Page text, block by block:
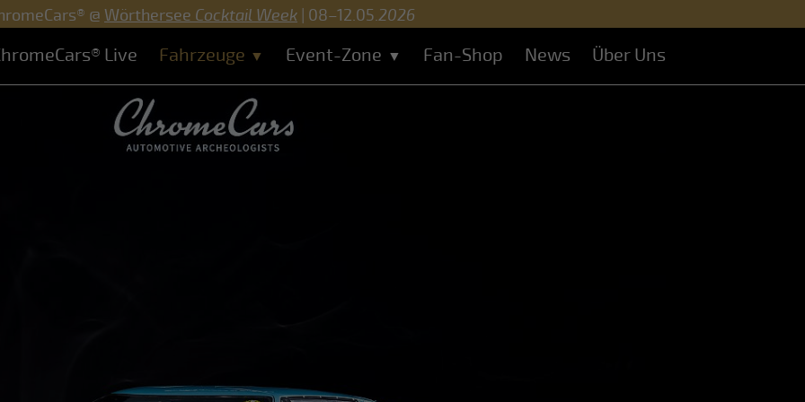
@ Wörthersee Cocktail Week | 08–12.05.2026
Live Fahrzeuge Event-Zone Fan-Shop News Über Uns